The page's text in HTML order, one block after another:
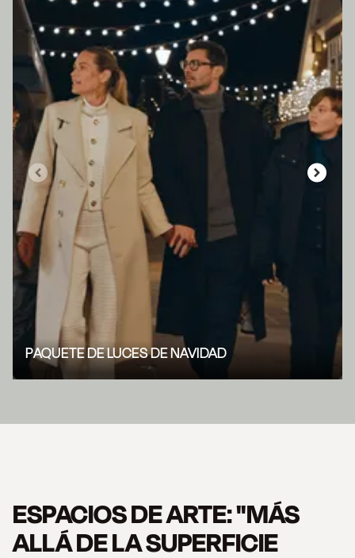
PAQUETE DE LUCES DE NAVIDAD
ESPACIOS DE ARTE: "MÁS
ALLÁ DE LA SUPERFICIE